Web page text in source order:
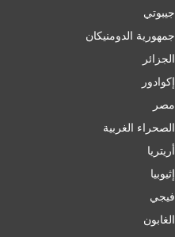
جيبوتي
جمهورية الدومنيكان
الجزائر
إكوادور
مصر
الصحراء الغربية
أريتريا
إثيوبيا
فيجي
الغابون